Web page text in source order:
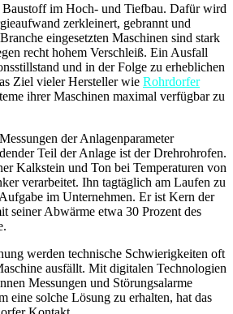
im Hoch- und Tiefbau. Dafür wird
zerkleinert, gebrannt und
eingesetzten Maschinen sind stark
recht hohem Verschleiß. Ein Ausfall
und in der Folge zu erheblichen
Ziel vieler Hersteller wie Rohrdorfer
ihrer Maschinen maximal verfügbar zu
der Anlagenparameter
Teil der Anlage ist der Drehrohrofen.
Kalkstein und Ton bei Temperaturen von
verarbeitet. Ihn tagtäglich am Laufen zu
im Unternehmen. Er ist Kern der
seiner Abwärme etwa 30 Prozent des
werden technische Schwierigkeiten oft
ausfällt. Mit digitalen Technologien
Messungen und Störungsalarme
eine solche Lösung zu erhalten, hat das